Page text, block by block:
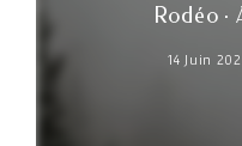
Rodéo
14 Juin